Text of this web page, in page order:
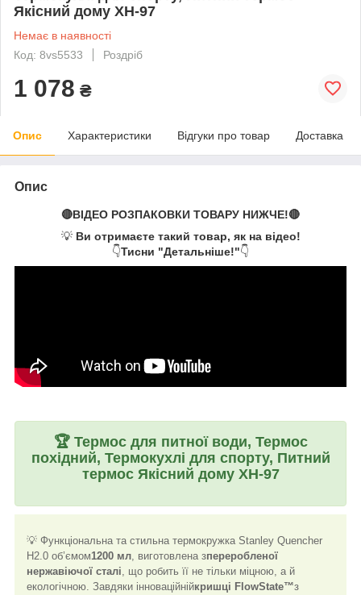
Якісний дому XH-97
Немає в наявності
Код: 8vs5533
Роздріб
1 078 ₴
Опис Характеристики Відгуки про товар Доставка
Опис
🔴ВІДЕО РОЗПАКОВКИ ТОВАРУ НИЖЧЕ!🔴
💡 Ви отримаєте такий товар, як на відео!
👇Тисни "Детальніше!"👇
🏆 Термос для питної води, Термос
похідний, Термокухлі для спорту, Питний
термос Якісний дому XH-97
💡 Функціональна та стильна термокружка Stanley Quencher
H2.0 об’ємом1200 мл, виготовлена зпереробленої
нержавіючої сталі, що робить її не тільки міцною, а й
екологічною. Завдяки інноваційнійкришці FlowState™з